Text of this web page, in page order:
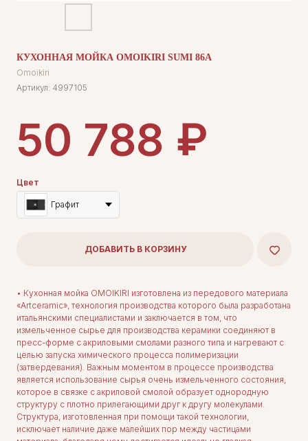
КУХОННАЯ МОЙКА OMOIKIRI SUMI 86A
Omoikiri
Артикул: 4997105
50 788 ₽
Цвет
Графит
ДОБАВИТЬ В КОРЗИНУ
• Кухонная мойка OMOIKIRI изготовлена из передового материала
«Artceramic», технология производства которого была разработана
итальянскими специалистами и заключается в том, что
измельченное сырье для производства керамики соединяют в
пресс-форме с акриловыми смолами разного типа и нагревают с
целью запуска химического процесса полимеризации
(затвердевания). Важным моментом в процессе производства
является использование сырья очень измельченного состояния,
которое в связке с акриловой смолой образует однородную
структуру с плотно прилегающими друг к другу молекулами.
Структура, изготовленная при помощи такой технологии,
исключает наличие даже малейших пор между частицами